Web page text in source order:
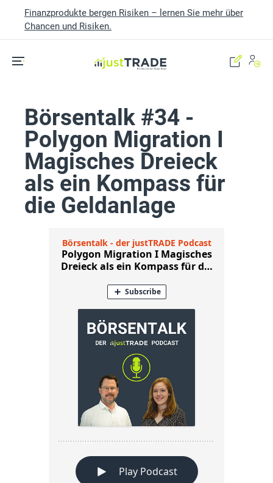
Finanzprodukte bergen Risiken – lernen Sie mehr über
Chancen und Risiken.
Börsentalk #34 -
Polygon Migration I
Magisches Dreieck
als ein Kompass für
die Geldanlage